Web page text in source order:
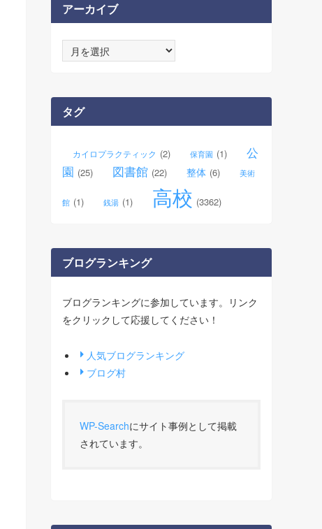
アーカイブ
ー
ブ
タグ
カイロプラクティック (2) 保育園 (1)
公
園 (25) 図書館 (22) 整体 (6) 美術
館 (1) 銭湯 (1) 高校 (3362)
ブログランキング
ブログランキングに参加しています。リンク
をクリックして応援してください！
人気ブログランキング
ブログ村
WP-Searchにサイト事例として掲載
されています。